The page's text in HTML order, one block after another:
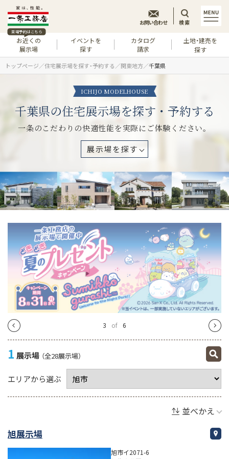
来場予約はこちら
お近くの
展示場
イベントを
探す
カタログ
請求
土地・建売を
探す
お問い合わせ 検索
トップページ 住宅展示場を探す・予約する 関東地方 千葉県
ICHIJO MODELHOUSE
千葉県の住宅展示場を探す・予約する
一条のこだわりの快適性能を実際にご体験ください。
展示場を探す
4 of 6
1 展示場 （全28展示場）
エリアから選ぶ
並べかえ
旭展示場
旭市イ2071-6